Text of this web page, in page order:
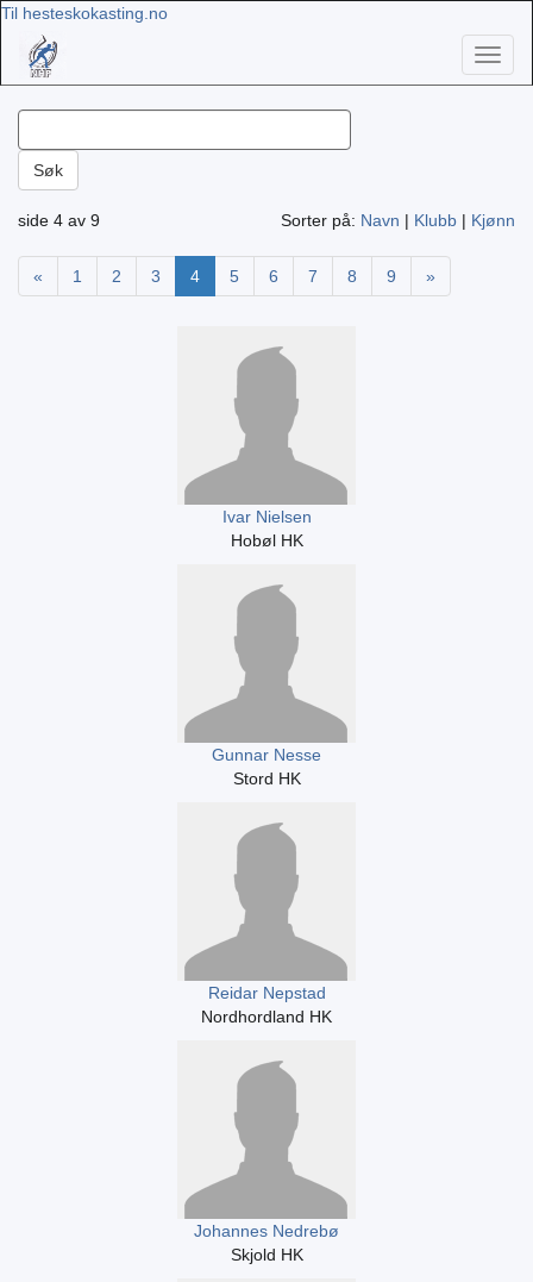
Til hesteskokasting.no
Sorter på: Navn | Klubb | Kjønn
side 4 av 9
« 1 2 3 4 5 6 7 8 9 »
Ivar Nielsen
Hobøl HK
Gunnar Nesse
Stord HK
Reidar Nepstad
Nordhordland HK
Johannes Nedrebø
Skjold HK